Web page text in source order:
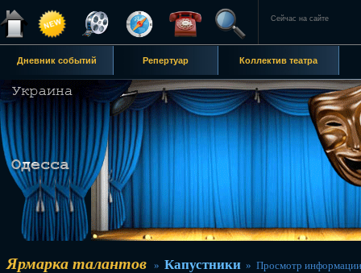
Сейчас на сайте
Дневник событий Репертуар Коллектив театра
Ярмарка талантов » Капустники » Просмотр